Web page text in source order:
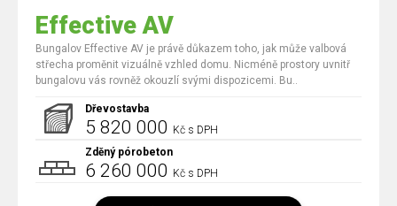
Effective AV
Bungalov Effective AV je právě důkazem toho, jak může valbová
střecha proměnit vizuálně vzhled domu. Nicméně prostory uvnitř
bungalovu vás rovněž okouzlí svými dispozicemi. Bu..
Dřevostavba
5 820 000 Kč s DPH
Zděný pórobeton
6 260 000 Kč s DPH